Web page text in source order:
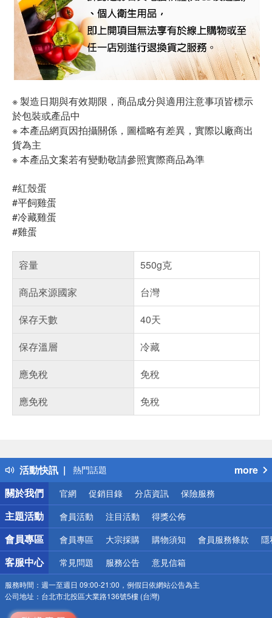
※ 製造日期與有效期限，商品成分與適用注意事項皆標示
於包裝或產品中
※ 本產品網頁因拍攝關係，圖檔略有差異，實際以廠商出
貨為主
※ 本產品文案若有變動敬請參照實際商品為準
#紅殼蛋
#平飼雞蛋
#冷藏雞蛋
#雞蛋
容量
550g克
商品來源國家
台灣
保存天數
40天
保存溫層
冷藏
應免稅
免稅
應免稅
免稅
活動快訊
得獎公告
熱門話題
銀行優惠
偏遠地區配送
詐騙網頁！請小心！
more
關於我們
官網 促銷目錄 分店資訊 保險服務
主題活動 會員活動 注目活動 得獎公佈
會員專區 會員專區 大宗採購 購物須知 會員服務條款 隱
客服中心 常見問題 服務公告 意見信箱
服務時間： 週一至週日 09:00-21:00，例假日依網站公告為主
公司地址： 台北市北投區大業路136號5樓 (台灣)